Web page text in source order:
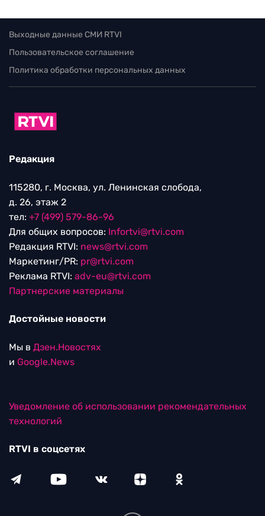
Выходные данные СМИ RTVI
Пользовательское соглашение
Политика обработки персональных данных
Редакция
115280, г. Москва, ул. Ленинская слобода,
д. 26, этаж 2
тел: +7 (499) 579-86-96
Для общих вопросов: Infortvi@rtvi.com
Редакция RTVI: news@rtvi.com
Маркетинг/PR: pr@rtvi.com
Реклама RTVI: adv-eu@rtvi.com
Партнерские материалы
Достойные новости
Мы в Дзен.Новостях
и Google.News
Уведомление об использовании рекомендательных
технологий
RTVI в соцсетях